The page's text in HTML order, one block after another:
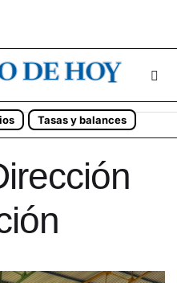
Tasas y balances